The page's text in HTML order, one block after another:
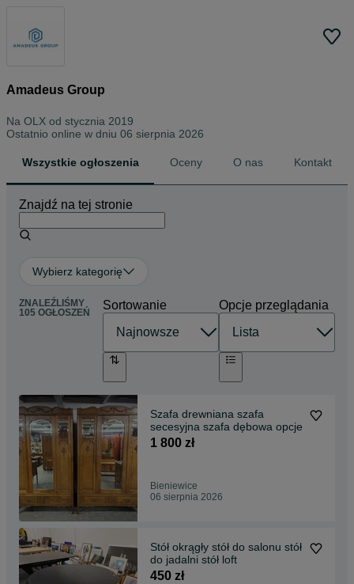
Amadeus Group
Na OLX od stycznia 2019
Ostatnio online w dniu 06 sierpnia 2026
Wszystkie ogłoszenia Oceny O nas Kontakt
Znajdź na tej stronie
Wybierz kategorię
ZNALEŹLIŚMY
105 OGŁOSZEŃ
Sortowanie Opcje przeglądania
Szafa drewniana szafa
secesyjna szafa dębowa opcje
1 800 zł
Bieniewice
06 sierpnia 2026
Stół okrągły stół do salonu stół
do jadalni stół loft
450 zł